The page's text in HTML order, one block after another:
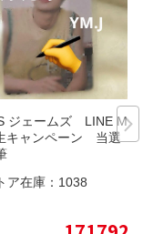
ジェームズ LINE MU
キャンペーン 当選
ア在庫： 1038